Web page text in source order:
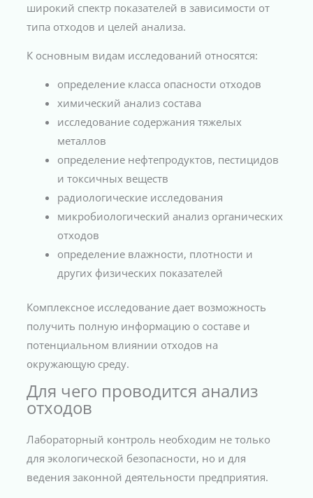
широкий спектр показателей в зависимости от
типа отходов и целей анализа.
К основным видам исследований относятся:
определение класса опасности отходов
химический анализ состава
исследование содержания тяжелых
металлов
определение нефтепродуктов, пестицидов
и токсичных веществ
радиологические исследования
микробиологический анализ органических
отходов
определение влажности, плотности и
других физических показателей
Комплексное исследование дает возможность
получить полную информацию о составе и
потенциальном влиянии отходов на
окружающую среду.
Для чего проводится анализ
отходов
Лабораторный контроль необходим не только
для экологической безопасности, но и для
ведения законной деятельности предприятия.